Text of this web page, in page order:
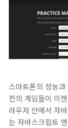
스마트폰의 성능
전의 게임들이 이
라우저 안에서 자
는 자바스크립트